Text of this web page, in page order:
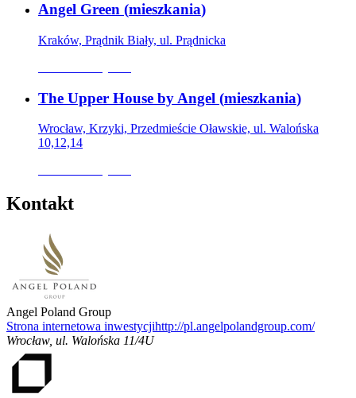
Angel Green (mieszkania)
Kraków, Prądnik Biały, ul. Prądnicka
The Upper House by Angel (mieszkania)
Wrocław, Krzyki, Przedmieście Oławskie, ul. Walońska
10,12,14
Kontakt
Angel Poland Group
Strona internetowa inwestycjihttp://pl.angelpolandgroup.com/
Wrocław, ul. Walońska 11/4U